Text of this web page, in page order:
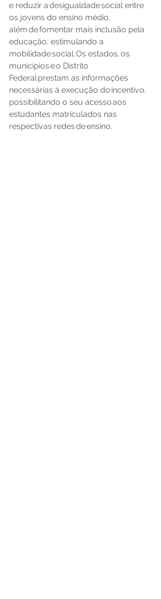
e reduzir a desigualdade social entre
os jovens do ensino médio,
além de fomentar mais inclusão pela
educação, estimulando a
mobilidade social. Os estados, os
municípios e o Distrito
Federal prestam as informações
necessárias à execução do incentivo,
possibilitando o seu acesso aos
estudantes matriculados nas
respectivas redes de ensino.